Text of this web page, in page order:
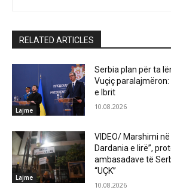
RELATED ARTICLES
Lajme
Serbia plan për ta
Vuçiç
e Ibrit
10.08.2026
Lajme
VIDEO/ Marshimi
Dardania e lirë”,
ambasadave të
“UÇK”
10.08.2026